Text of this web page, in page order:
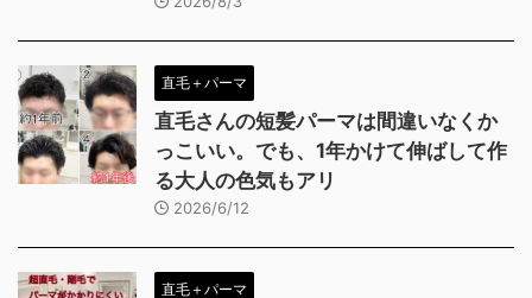
直毛＋パーマ
直毛さんの短髪パーマは間違いなくか
っこいい。でも、1年かけて伸ばして作
る大人の色気もアリ
2026/6/12
直毛＋パーマ